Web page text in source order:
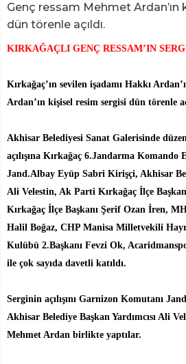
Genç ressam Mehmet Ardan’ın
dün törenle açıldı.
KIRKAĞAÇLI GENÇ RESSAM’IN
Kırkağaç’ın sevilen işadamı Hakkı
Ardan’ın kişisel resim sergisi dün törenle
Akhisar Belediyesi Sanat Galerisinde
açılışına Kırkağaç 6.Jandarma
Jand.Albay Eyüp Sabri Kirişçi, Akhisar
Ali Velestin, Ak Parti Kırkağaç İlçe
Kırkağaç İlçe Başkanı Şerif Ozan İren,
Halil Boğaz, CHP Manisa Milletvekili
Kulübü 2.Başkanı Fevzi Ok,
ile çok sayıda davetli katıldı.
Serginin açılışını Garnizon Komutanı
Akhisar Belediye Başkan Yardımcısı Ali
Mehmet Ardan birlikte yaptılar.